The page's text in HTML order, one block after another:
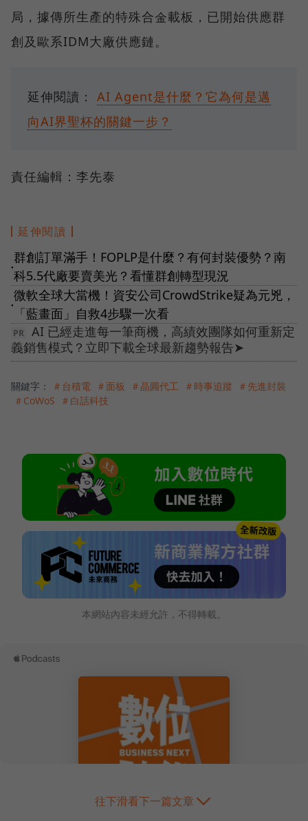
局，據傳所生產的特殊合金載板，已開始供應群
創及歐系IDM大廠供應鏈。
延伸閱讀： AI Agent是什麼？它為何是邁
向AI界聖杯的關鍵一步？
責任編輯：李先泰
延伸閱讀
●
群創訂單滿手！FOPLP是什麼？有何封裝優勢？南
科5.5代廠要賣美光？看懂群創轉型現況
●
微軟全球大當機！資安公司CrowdStrike疑為元兇，
「藍畫面」自救4步驟一次看
AI 已經走進每一筆商機，高績效團隊如何重新定
義銷售模式？立即下載全球最新趨勢報告➤
關鍵字： ＃台積電 ＃面板 ＃晶圓代工 ＃時事追蹤
＃先進封裝
＃CoWoS
＃白話科技
本網站內容未經允許，不得轉載。
往下滑看下一篇文章